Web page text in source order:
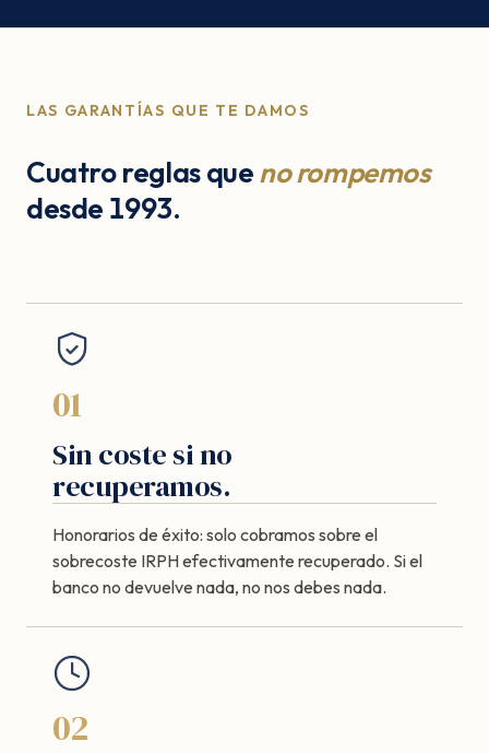
LAS GARANTÍAS QUE TE DAMOS
Cuatro reglas queno rompemos
desde 1993.
01
Sin coste si no
recuperamos.
Honorarios de éxito: solo cobramos sobre el
sobrecoste IRPH efectivamente recuperado. Si el
banco no devuelve nada, no nos debes nada.
02